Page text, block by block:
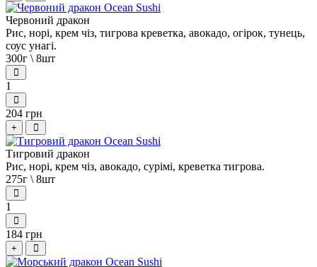
Червоний дракон
Рис, норі, крем чіз, тигрова креветка, авокадо, огірок, тунець,
соус унагі.
300г \ 8шт
1
204 грн
+
Тигровий дракон
Рис, норі, крем чіз, авокадо, сурімі, креветка тигрова.
275г \ 8шт
1
184 грн
+